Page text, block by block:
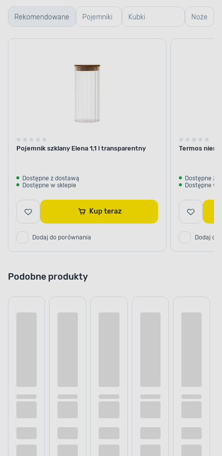
Rekomendowane Pojemniki
szklane
Kubki
termiczne i
Noże
Pojemnik szklany Elena 1,1 l transparentny
Dostępne z dostawą
Dostępne w sklepie
Kup teraz
Dodaj do porównania
Termos
Dostępne z
Dostępne w
Dodaj do
Podobne produkty